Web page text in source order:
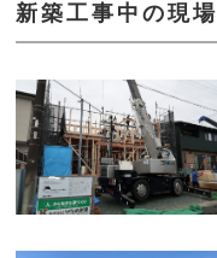
新築工事中の現場